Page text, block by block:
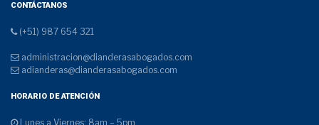
CONTÁCTANOS
(+51) 987 654 321
administracion@dianderasabogados.com
adianderas@dianderasabogados.com
HORARIO DE ATENCIÓN
Lunes a Viernes: 8am – 5pm